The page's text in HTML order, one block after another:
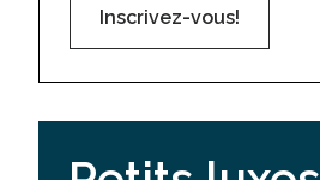
Inscrivez-vous!